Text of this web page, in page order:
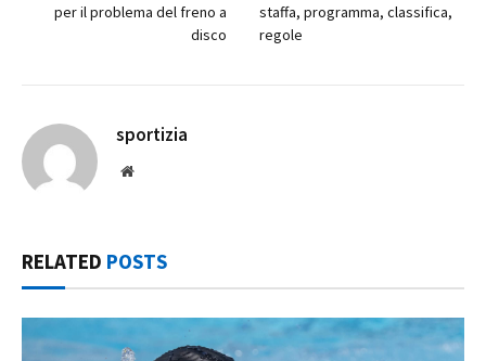
per il problema del freno a
disco
staffa, programma, classifica,
regole
sportizia
Website
RELATED POSTS